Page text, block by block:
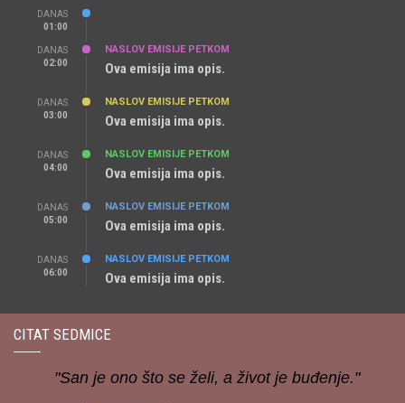
DANAS
01:00
DANAS
02:00
NASLOV EMISIJE PETKOM
Ova emisija ima opis.
DANAS
03:00
NASLOV EMISIJE PETKOM
Ova emisija ima opis.
DANAS
04:00
NASLOV EMISIJE PETKOM
Ova emisija ima opis.
DANAS
05:00
NASLOV EMISIJE PETKOM
Ova emisija ima opis.
DANAS
06:00
NASLOV EMISIJE PETKOM
Ova emisija ima opis.
CITAT SEDMICE
"San je ono što se želi, a život je buđenje."